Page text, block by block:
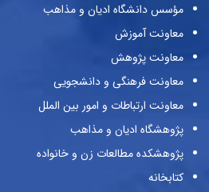
مؤسس دانشگاه ادیان و مذاهب
معاونت آموزش
معاونت پژوهش
معاونت فرهنگی و دانشجویی
معاونت ارتباطات و امور بین الملل
پژوهشگاه ادیان و مذاهب
پژوهشکده مطالعات زن و خانواده
کتابخانه